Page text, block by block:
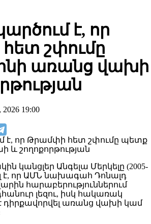
է, որ
շփումը
առանց վախի
19:00
կանցլեր Անգելա Մերկելը (2005-
է, որ ԱՄՆ նախագահ Դոնալդ
հարաբերություններում
լեզու, իսկ հակառակ
դիրքավորվել առանց վախի կամ